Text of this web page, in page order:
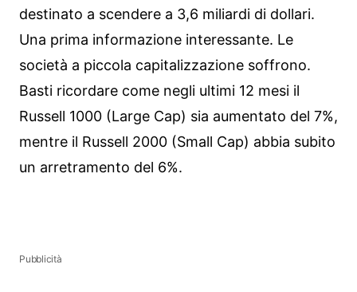
destinato a scendere a 3,6 miliardi di dollari.
Una prima informazione interessante. Le
società a piccola capitalizzazione soffrono.
Basti ricordare come negli ultimi 12 mesi il
Russell 1000 (Large Cap) sia aumentato del 7%,
mentre il Russell 2000 (Small Cap) abbia subito
un arretramento del 6%.
Pubblicità